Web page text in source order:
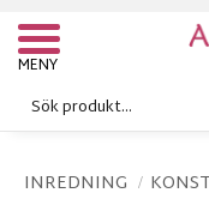
Meny
INREDNING